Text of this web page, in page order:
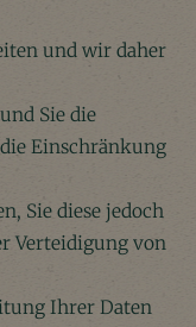
und wir daher
Sie die
Einschränkung
Sie diese jedoch
Verteidigung von
Ihrer Daten